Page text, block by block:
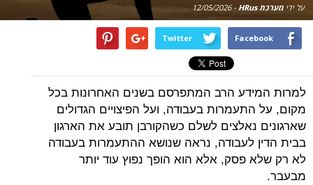
על ידי מערכת HRus -
12/05/2026
Facebook
Twitter
למרות המידע הרב המתפרסם בשנים האחרונות בכל
מקום, על התעמרות בעבודה, ועל הפיצויים הגדולים
שארגונים נאלצים לשלם כשהקורבן תובע את הארגון
בבית הדין לעבודה, נראה שנושא ההתעמרות בעבודה
לא רק שלא פסק, אלא הוא הופך נפוץ עוד יותר
מבעבר.